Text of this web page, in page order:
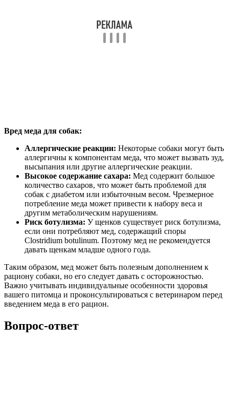
Вред меда для собак:
Аллергические реакции: Некоторые собаки могут быть
аллергичны к компонентам меда, что может вызвать зуд,
высыпания или другие аллергические реакции.
Высокое содержание сахара: Мед содержит большое
количество сахаров, что может быть проблемой для
собак с диабетом или избыточным весом. Чрезмерное
потребление меда может привести к набору веса и
другим метаболическим нарушениям.
Риск ботулизма: У щенков существует риск ботулизма,
если они потребляют мед, содержащий споры
Clostridium botulinum. Поэтому мед не рекомендуется
давать щенкам младше одного года.
Таким образом, мед может быть полезным дополнением к
рациону собаки, но его следует давать с осторожностью.
Важно учитывать индивидуальные особенности здоровья
вашего питомца и проконсультироваться с ветеринаром перед
введением меда в его рацион.
Вопрос-ответ